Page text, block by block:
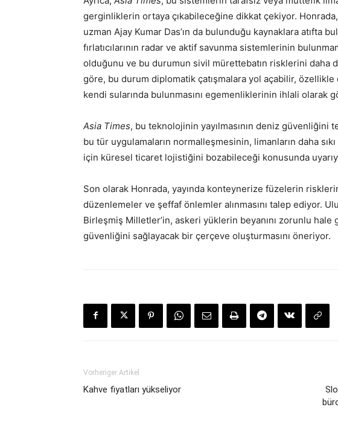
gerginliklerin ortaya çıkabileceğine dikkat çekiyor. Honrada,
uzman Ajay Kumar Das’ın da bulunduğu kaynaklara atıfta
fırlatıcılarının radar ve aktif savunma sistemlerinin
olduğunu ve bu durumun sivil mürettebatın risklerini daha
göre, bu durum diplomatik çatışmalara yol açabilir,
kendi sularında bulunmasını egemenliklerinin ihlali olarak
Asia Times, bu teknolojinin yayılmasının deniz güvenliğini
bu tür uygulamaların normalleşmesinin, limanların daha
için küresel ticaret lojistiğini bozabileceği konusunda
Son olarak Honrada, yayında konteynerize füzelerin
düzenlemeler ve şeffaf önlemler alınmasını talep ediyor.
Birleşmiş Milletler’in, askeri yüklerin beyanını zorunlu
güvenliğini sağlayacak bir çerçeve oluşturmasını öneriyor.
Vorheriger Artikel
Kahve fiyatları yükseliyor